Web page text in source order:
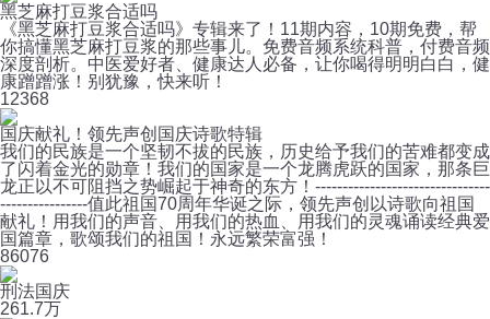
黑芝麻打豆浆合适吗
《黑芝麻打豆浆合适吗》专辑来了！11期内容，10期免费，帮
你搞懂黑芝麻打豆浆的那些事儿。免费音频系统科普，付费音频
深度剖析。中医爱好者、健康达人必备，让你喝得明明白白，健
康蹭蹭涨！别犹豫，快来听！
12368
国庆献礼！领先声创国庆诗歌特辑
我们的民族是一个坚韧不拔的民族，历史给予我们的苦难都变成
了闪着金光的勋章！我们的国家是一个龙腾虎跃的国家，那条巨
龙正以不可阻挡之势崛起于神奇的东方！--------------------------------
----------------值此祖国70周年华诞之际，领先声创以诗歌向祖国
献礼！用我们的声音、用我们的热血、用我们的灵魂诵读经典爱
国篇章，歌颂我们的祖国！永远繁荣富强！
86076
刑法国庆
261.7万